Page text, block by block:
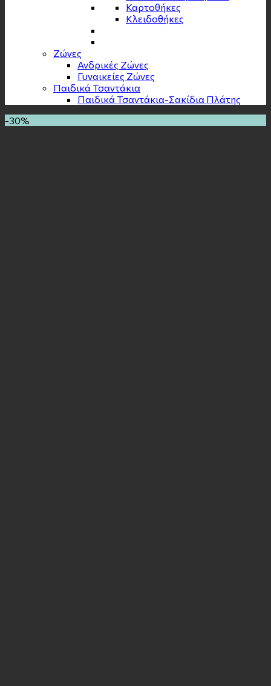
Καρτοθήκες
Κλειδοθήκες
Zώνες
Ανδρικές Ζώνες
Γυναικείες Ζώνες
Παιδικά Τσαντάκια
Παιδικά Τσαντάκια-Σακίδια Πλάτης
-30%